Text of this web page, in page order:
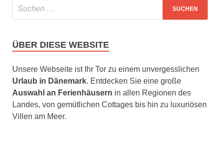
ÜBER DIESE WEBSITE
Unsere Webseite ist Ihr Tor zu einem unvergesslichen
Urlaub in Dänemark. Entdecken Sie eine große
Auswahl an Ferienhäusern in allen Regionen des
Landes, von gemütlichen Cottages bis hin zu luxuriösen
Villen am Meer.